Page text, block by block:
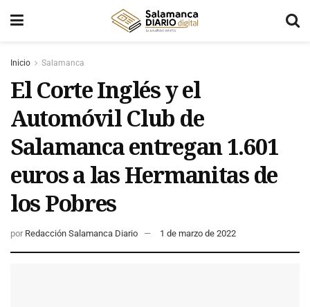
Inicio Salamanca
El Corte Inglés y el
Automóvil Club de
Salamanca entregan 1.601
euros a las Hermanitas de
los Pobres
por Redacción Salamanca Diario 1 de marzo de 2022